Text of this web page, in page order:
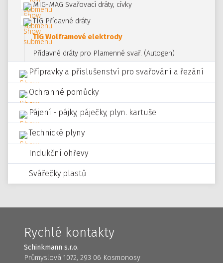
MIG-MAG Svařovací dráty, cívky
TIG Přídavné dráty
TIG Wolframové elektrody
Přídavné dráty pro Plamenné svař. (Autogen)
Přípravky a příslušenství pro svařování a řezání
Ochranné pomůcky
Pájení - pájky, páječky, plyn. kartuše
Technické plyny
Indukční ohřevy
Svářečky plastů
Rychlé kontakty
Schinkmann s.r.o.
Průmyslová 1072, 293 06 Kosmonosy